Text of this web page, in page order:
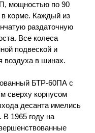
мощностью по 90
корме. Каждый из
раздаточную
Все колеса
подвеской и
воздуха в шинах.
БТР-60ПА с
сверху корпусом
десанта имелись
1965 году на